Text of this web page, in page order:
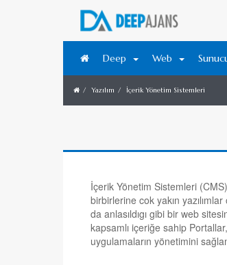
Deep Web
Yazılım İçerik Yönetim Sistemleri
İçerik Yönetim Sistemleri
birbirlerine cok yakın
da anlasıldıgı gibi bir web
kapsamlı içeriğe sahip
uygulamaların yönetimini